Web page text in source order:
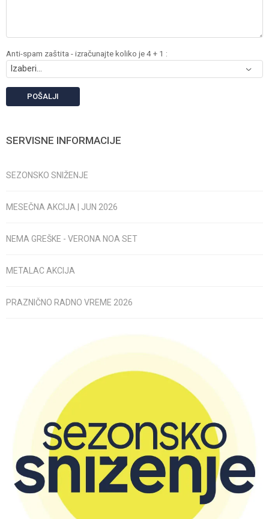
Anti-spam zaštita - izračunajte koliko je 4 + 1 :
POŠALJI
SERVISNE INFORMACIJE
SEZONSKO SNIŽENJE
MESEČNA AKCIJA | JUN 2026
NEMA GREŠKE - VERONA NOA SET
METALAC AKCIJA
PRAZNIČNO RADNO VREME 2026